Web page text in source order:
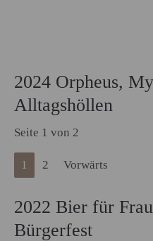
2024 Orpheus,
Alltagshöllen
Seite 1 von 2
1 2 Vorwärts
2022 Bier für
Bürgerfest